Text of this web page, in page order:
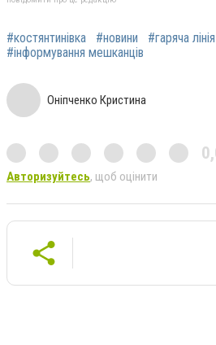
#костянтинівка #новини #гаряча лінія
#інформування мешканців
Оніпченко Кристина
Авторизуйтесь, щоб оцінити